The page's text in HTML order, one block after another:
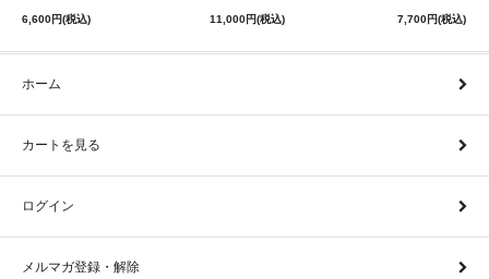
6,600円(税込) 11,000円(税込) 7,700円(税込)
ホーム
カートを見る
ログイン
メルマガ登録・解除